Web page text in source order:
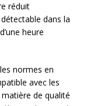
réduit
dans la
heure
normes en
avec les
de qualité